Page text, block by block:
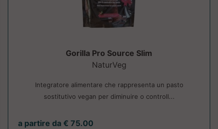
Gorilla Pro Source Slim
NaturVeg
Integratore alimentare che rappresenta un pasto
sostitutivo vegan per diminuire o controll...
a partire da € 75.00